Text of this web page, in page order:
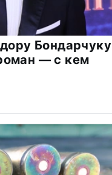
Бондарчуку
— с кем